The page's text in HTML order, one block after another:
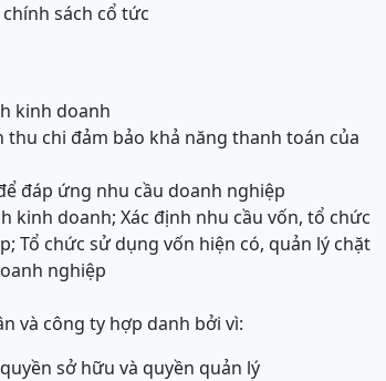
sách cổ tức
kinh doanh
thu chi đảm bảo khả năng thanh toán của
đáp ứng nhu cầu doanh nghiệp
kinh doanh; Xác định nhu cầu vốn, tổ chức
Tổ chức sử dụng vốn hiện có, quản lý chặt
nghiệp
và công ty hợp danh bởi vì:
sở hữu và quyền quản lý